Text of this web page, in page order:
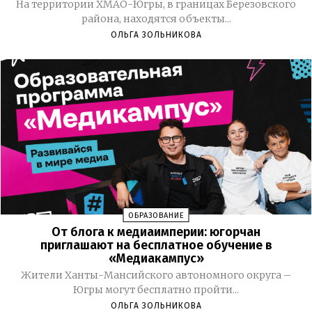
На территории ХМАО-Югры, в границах Березовского
района, находятся объекты...
ОЛЬГА ЗОЛЬНИКОВА
ОБРАЗОВАНИЕ
От блога к медиаимперии: югорчан
приглашают на бесплатное обучение в
«Медиакампус»
Жители Ханты-Мансийского автономного округа –
Югры могут бесплатно пройти...
ОЛЬГА ЗОЛЬНИКОВА